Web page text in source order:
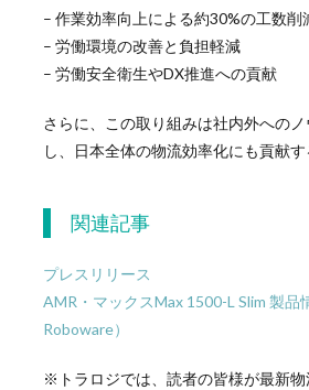
– 作業効率向上による約30%の工数削
– 労働環境の改善と負担軽減
– 労働安全衛生やDX推進への貢献
さらに、この取り組みは社内外への
し、日本全体の物流効率化にも貢献す
関連記事
プレスリリース
AMR・マックスMax 1500-L Slim 製品
Roboware）
※トラロジでは、読者の皆様が最新